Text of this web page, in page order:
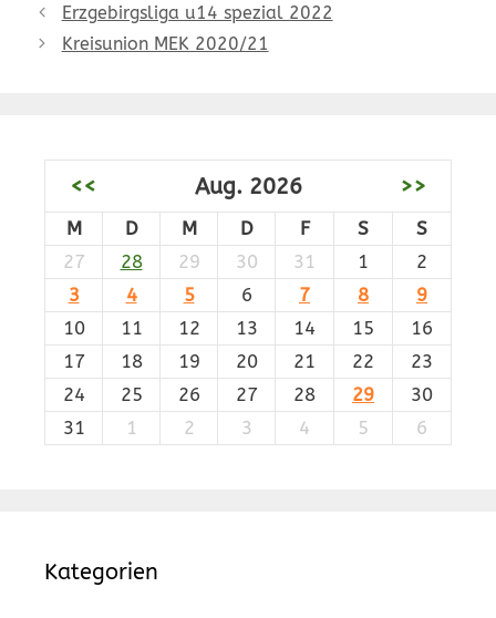
Erzgebirgsliga u14 spezial 2022
Kreisunion MEK 2020/21
<< Aug. 2026 >>
M D M D F S
S
27
28 29 30 31 1
2
3
4 5 6 7 8
9
10
11 12 13 14 15
16
17
18 19 20 21 22
23
24
25 26 27 28 29
30
31
1 2 3 4 5 6
Kategorien